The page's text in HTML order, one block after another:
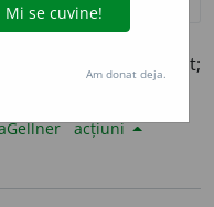
nu este consecvent;
acțiuni
Am donat deja.